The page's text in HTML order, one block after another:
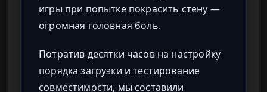
игры при попытке покрасить стену —
огромная головная боль.
Потратив десятки часов на настройку
порядка загрузки и тестирование
совместимости, мы составили